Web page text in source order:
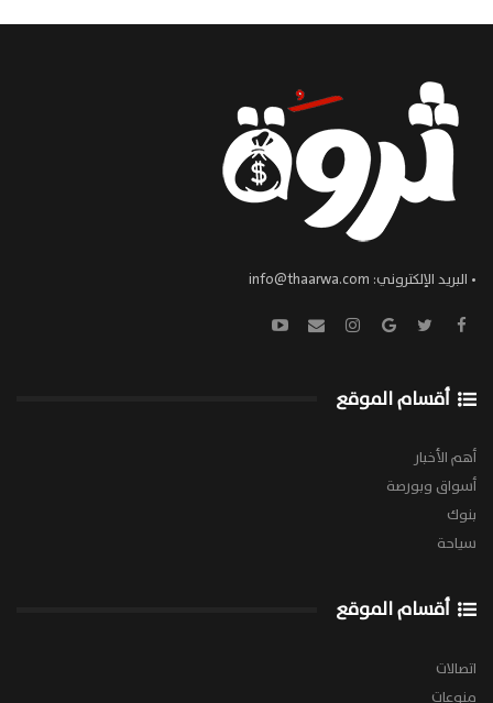
• البريد الإلكتروني: info@thaarwa.com
أقسام الموقع
أهم الأخبار
أسواق وبورصة
بنوك
سياحة
أقسام الموقع
اتصالات
منوعات